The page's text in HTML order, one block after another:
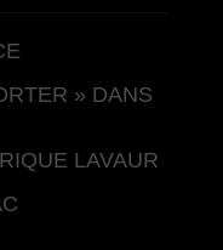
» DANS
LAVAUR